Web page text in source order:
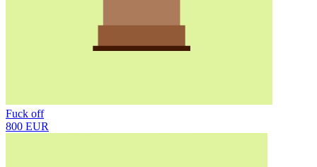
Fuck off
800 EUR